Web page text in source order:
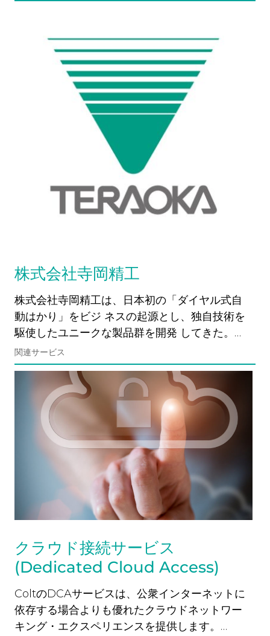
株式会社寺岡精工
株式会社寺岡精工は、日本初の「ダイヤル式自
動はかり」をビジ ネスの起源とし、独自技術を
駆使したユニークな製品群を開発 してきた。…
関連サービス
クラウド接続サービス
(Dedicated Cloud Access)
ColtのDCAサービスは、公衆インターネットに
依存する場合よりも優れたクラウドネットワー
キング・エクスペリエンスを提供します。…